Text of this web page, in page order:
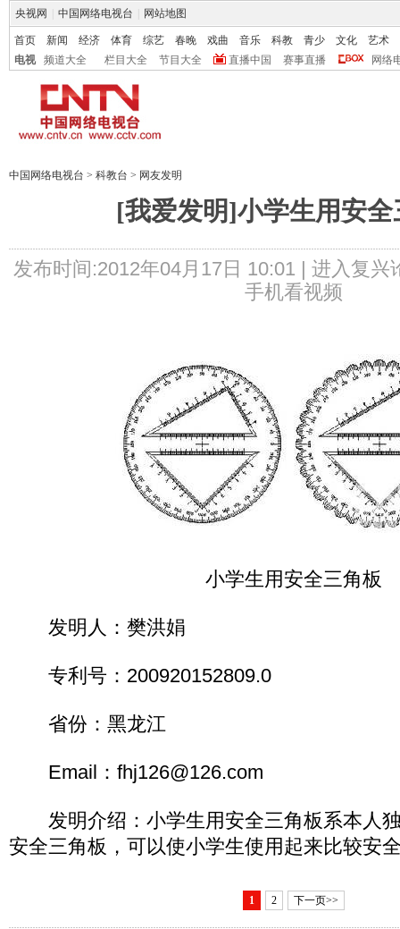
央视网 中国网络电视台 网站地图
首页 新闻 经济 体育 综艺 春晚 戏曲 音乐 科教 青少 文化
艺术
电视
频道大全 栏目大全 节目大全 直播中国 赛事直播 网络
中国网络电视台 > 科教台 > 网友发明
[我爱发明]小学生用安全
发布时间:2012年04月17日 10:01 | 进入复兴
手机看视频
小学生用安全三角板
发明人：樊洪娟
专利号：200920152809.0
省份：黑龙江
Email：fhj126@126.com
发明介绍：小学生用安全三角板系本人
安全三角板，可以使小学生使用起来比较安
1 2 下一页>>